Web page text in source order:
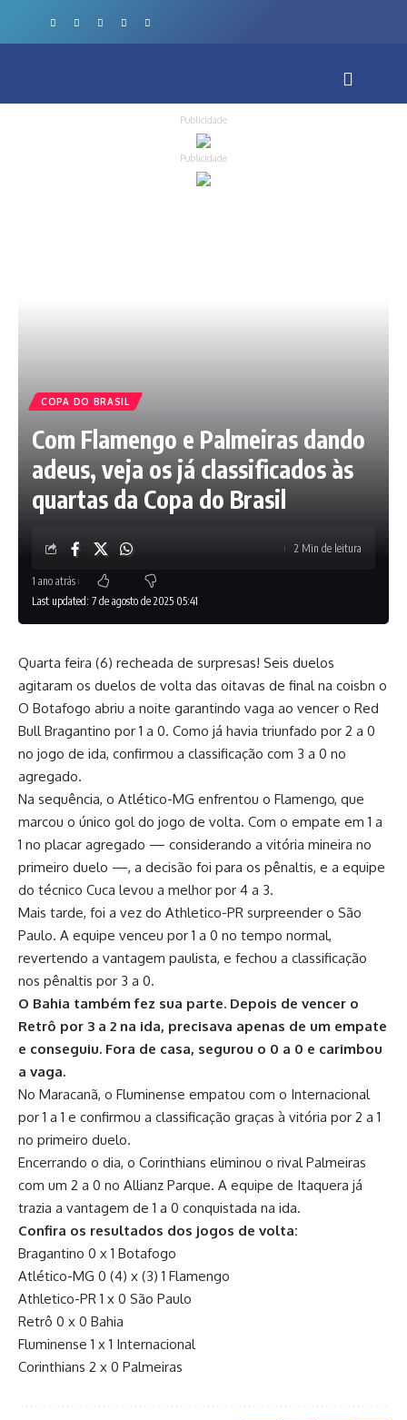
Publicidade
Publicidade
COPA DO BRASIL
Com Flamengo e Palmeiras dando
adeus, veja os já classificados às
quartas da Copa do Brasil
Last updated: 7 de agosto de 2025 05:41
1 ano atrás
2 Min de leitura
Quarta feira (6) recheada de surpresas! Seis duelos
agitaram os duelos de volta das oitavas de final na coisbn o
O Botafogo abriu a noite garantindo vaga ao vencer o Red
Bull Bragantino por 1 a 0. Como já havia triunfado por 2 a 0
no jogo de ida, confirmou a classificação com 3 a 0 no
agregado.
Na sequência, o Atlético-MG enfrentou o Flamengo, que
marcou o único gol do jogo de volta. Com o empate em 1 a
1 no placar agregado — considerando a vitória mineira no
primeiro duelo —, a decisão foi para os pênaltis, e a equipe
do técnico Cuca levou a melhor por 4 a 3.
Mais tarde, foi a vez do Athletico-PR surpreender o São
Paulo. A equipe venceu por 1 a 0 no tempo normal,
revertendo a vantagem paulista, e fechou a classificação
nos pênaltis por 3 a 0.
O Bahia também fez sua parte. Depois de vencer o
Retrô por 3 a 2 na ida, precisava apenas de um empate
e conseguiu. Fora de casa, segurou o 0 a 0 e carimbou
a vaga.
No Maracanã, o Fluminense empatou com o Internacional
por 1 a 1 e confirmou a classificação graças à vitória por 2 a 1
no primeiro duelo.
Encerrando o dia, o Corinthians eliminou o rival Palmeiras
com um 2 a 0 no Allianz Parque. A equipe de Itaquera já
trazia a vantagem de 1 a 0 conquistada na ida.
Confira os resultados dos jogos de volta:
Bragantino 0 x 1 Botafogo
Atlético-MG 0 (4) x (3) 1 Flamengo
Athletico-PR 1 x 0 São Paulo
Retrô 0 x 0 Bahia
Fluminense 1 x 1 Internacional
Corinthians 2 x 0 Palmeiras